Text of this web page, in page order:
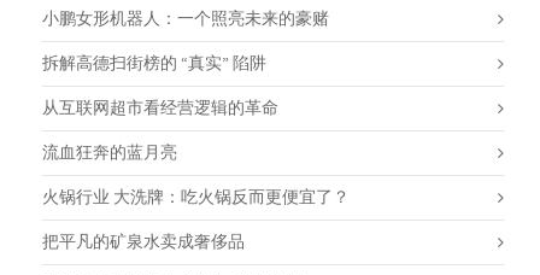
小鹏女形机器人：一个照亮未来的豪赌
拆解高德扫街榜的 “真实” 陷阱
从互联网超市看经营逻辑的革命
流血狂奔的蓝月亮
火锅行业 大洗牌：吃火锅反而更便宜了？
把平凡的矿泉水卖成奢侈品